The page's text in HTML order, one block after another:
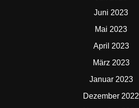
Juni 2023
Mai 2023
April 2023
März 2023
Januar 2023
Dezember 2022